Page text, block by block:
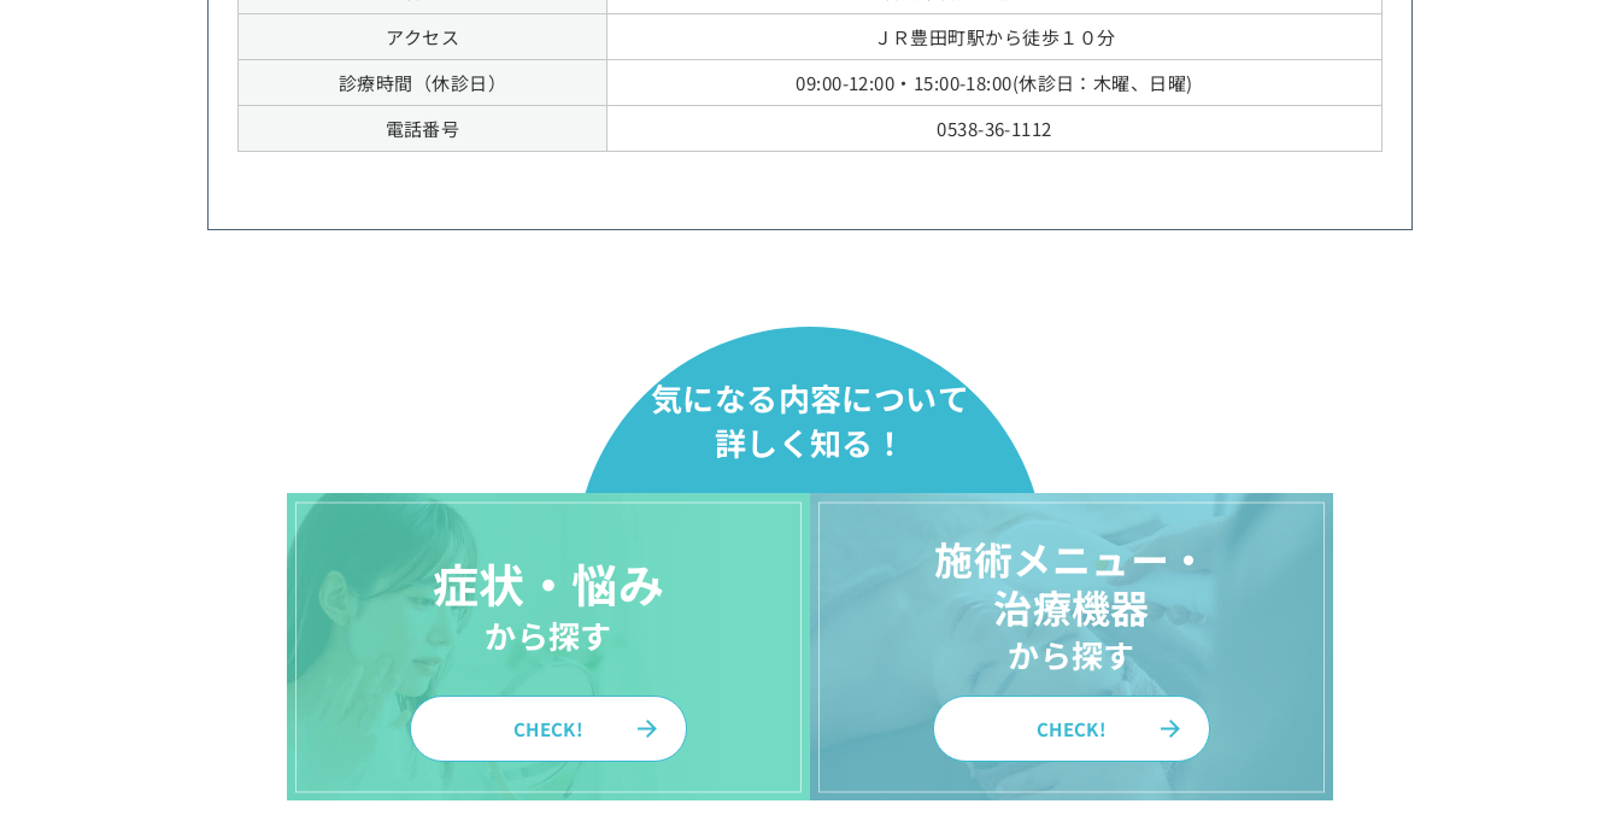
アクセス
ＪＲ豊田町駅から徒歩１０分
診療時間（休診日）
09:00-12:00・15:00-18:00(休診日：木曜、日曜)
電話番号
0538-36-1112
気になる内容について
詳しく知る！
症状・悩み
から探す
CHECK!
施術メニュー・
治療機器
から探す
CHECK!